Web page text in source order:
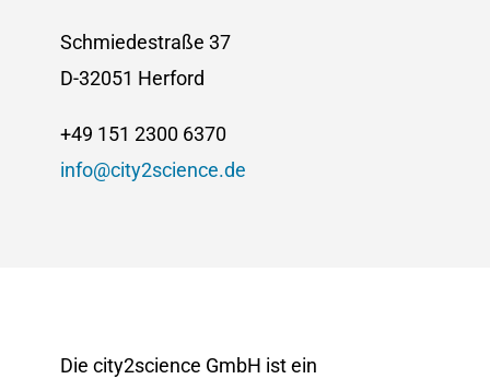
Schmiedestraße 37
D-32051 Herford
+49 151 2300 6370
info@city2science.de
Die city2science GmbH ist ein